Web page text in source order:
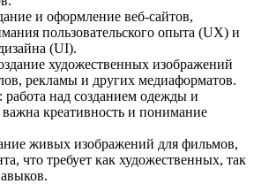
и оформление веб-сайтов,
пользовательского опыта (UX) и
(UI).
художественных изображений
рекламы и других медиаформатов.
над созданием одежды и
важна креативность и понимание
живых изображений для фильмов,
что требует как художественных, так